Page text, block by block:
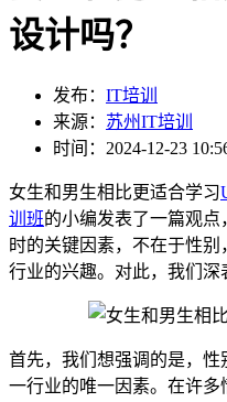
设计吗？
发布： IT培训
来源： 苏州IT培训
时间：2024-12-23
女生和男生相比更适合学习
训班的小编发表了一篇观
时的关键因素，不在于性
行业的兴趣。对此，我们深
首先，我们想强调的是，
一行业的唯一因素。在许多